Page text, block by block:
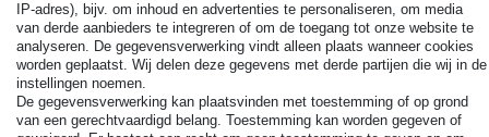
© Copyright 2026 | Alle rechten voorbehouden. - All rights
reserved. Prices incl. VAT. 19% VAT Basic prices see article detail
| * Applies to deliveries to the UK!
IP-adres), bijv. om inhoud en advertenties te personaliseren, om media
van derde aanbieders te integreren of om de toegang tot onze website te
analyseren. De gegevensverwerking vindt alleen plaats wanneer cookies
worden geplaatst. Wij delen deze gegevens met derde partijen die wij in de
instellingen noemen.
De gegevensverwerking kan plaatsvinden met toestemming of op grond
van een gerechtvaardigd belang. Toestemming kan worden gegeven of